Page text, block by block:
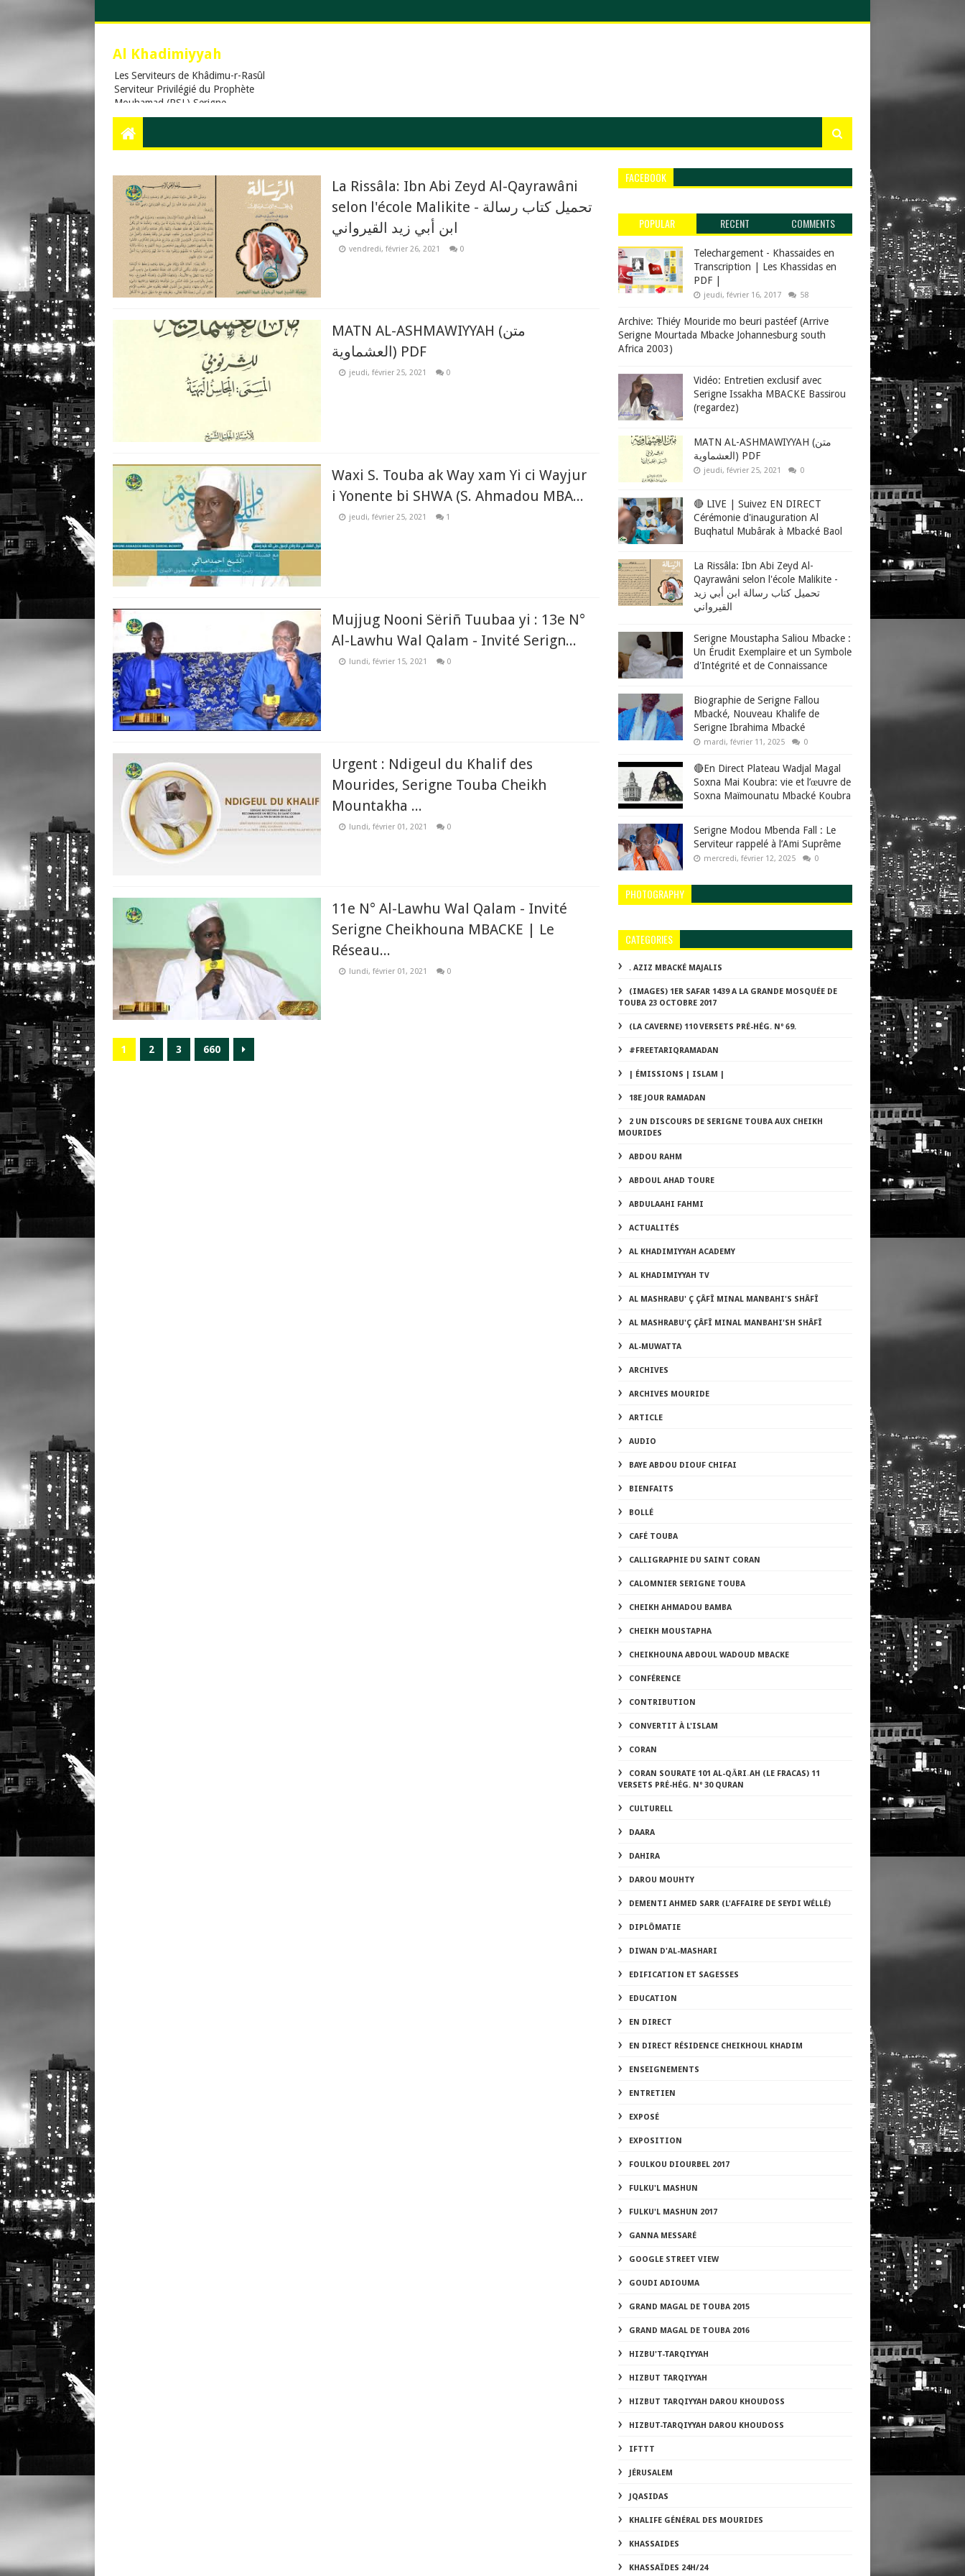
Al Khadimiyyah
Les Serviteurs de Khâdimu-r-Rasûl
Serviteur Privilégié du Prophète
Mouhamad (PSL),Serigne
Touba,Cheikh Ahmadou
Bamba,islam,Mouridisme,islamic
les cinq prières quotidiennes, Le
Khalife Generale des Mourides,
Khassaides, Khassida, Qasida,
Xassida, Hadiths, Hadiths sur le
Coran, hadiths du Prophète
Muhammad, .Org, .Com., Sénégal,
Usa, Dakar, Touba,
La Rissâla: Ibn Abi Zeyd Al-Qayrawâni
selon l'école Malikite - تحميل كتاب رسالة
ابن أبي زيد القيرواني
vendredi, février 26, 2021 0
MATN AL-ASHMAWIYYAH (متن
العشماوية) PDF
jeudi, février 25, 2021 0
Waxi S. Touba ak Way xam Yi ci Wayjur
i Yonente bi SHWA (S. Ahmadou MBA...
jeudi, février 25, 2021 1
Mujjug Nooni Sëriñ Tuubaa yi : 13e N°
Al-Lawhu Wal Qalam - Invité Serign...
lundi, février 15, 2021 0
Urgent : Ndigeul du Khalif des
Mourides, Serigne Touba Cheikh
Mountakha ...
lundi, février 01, 2021 0
11e N° Al-Lawhu Wal Qalam - Invité
Serigne Cheikhouna MBACKE | Le
Réseau...
lundi, février 01, 2021 0
1 2 3 660
FACEBOOK
POPULAR RECENT COMMENTS
Telechargement - Khassaides en
Transcription | Les Khassidas en
PDF |
jeudi, février 16, 2017 58
Archive: Thiéy Mouride mo beuri pastéef (Arrive
Serigne Mourtada Mbacke Johannesburg south
Africa 2003)
Vidéo: Entretien exclusif avec
Serigne Issakha MBACKE Bassirou
(regardez)
MATN AL-ASHMAWIYYAH (متن
العشماوية) PDF
jeudi, février 25, 2021 0
🔴 LIVE | Suivez EN DIRECT
Cérémonie d'inauguration Al
Buqhatul Mubârak à Mbacké Baol
La Rissâla: Ibn Abi Zeyd Al-
Qayrawâni selon l'école Malikite -
تحميل كتاب رسالة ابن أبي زيد
القيرواني
Serigne Moustapha Saliou Mbacke :
Un Érudit Exemplaire et un Symbole
d'Intégrité et de Connaissance
Biographie de Serigne Fallou
Mbacké, Nouveau Khalife de
Serigne Ibrahima Mbacké
mardi, février 11, 2025 0
🔴En Direct Plateau Wadjal Magal
Soxna Mai Koubra: vie et l’œuvre de
Soxna Maïmounatu Mbacké Koubra
Serigne Modou Mbenda Fall : Le
Serviteur rappelé à l’Ami Suprême
mercredi, février 12, 2025 0
PHOTOGRAPHY
CATEGORIES
. AZIZ MBACKÉ MAJALIS
(IMAGES) 1ER SAFAR 1439 A LA GRANDE MOSQUÉE DE
TOUBA 23 OCTOBRE 2017
(LA CAVERNE) 110 VERSETS PRÉ-HÉG. Nº 69.
#FREETARIQRAMADAN
| ÉMISSIONS | ISLAM |
18E JOUR RAMADAN
2 UN DISCOURS DE SERIGNE TOUBA AUX CHEIKH
MOURIDES
ABDOU RAHM
ABDOUL AHAD TOURE
ABDULAAHI FAHMI
ACTUALITÉS
AL KHADIMIYYAH ACADEMY
AL KHADIMIYYAH TV
AL MASHRABU' Ç ÇÂFÎ MINAL MANBAHI'S SHÂFÎ
AL MASHRABU'Ç ÇÂFÎ MINAL MANBAHI'SH SHÂFÎ
AL-MUWATTA
ARCHIVES
ARCHIVES MOURIDE
ARTICLE
AUDIO
BAYE ABDOU DIOUF CHIFAI
BIENFAITS
BOLLÉ
CAFÉ TOUBA
CALLIGRAPHIE DU SAINT CORAN
CALOMNIER SERIGNE TOUBA
CHEIKH AHMADOU BAMBA
CHEIKH MOUSTAPHA
CHEIKHOUNA ABDOUL WADOUD MBACKE
CONFÉRENCE
CONTRIBUTION
CONVERTIT À L'ISLAM
CORAN
CORAN SOURATE 101 AL-QĀRI˒AH (LE FRACAS) 11
VERSETS PRÉ-HÉG. Nº 30 QURAN
CULTURELL
DAARA
DAHIRA
DAROU MOUHTY
DEMENTI AHMED SARR (L'AFFAIRE DE SEYDI WÉLLÉ)
DIPLÔMATIE
DIWAN D'AL-MASHARI
EDIFICATION ET SAGESSES
EDUCATION
EN DIRECT
EN DIRECT RÉSIDENCE CHEIKHOUL KHADIM
ENSEIGNEMENTS
ENTRETIEN
EXPOSÉ
EXPOSITION
FOULKOU DIOURBEL 2017
FULKU'L MASHUN
FULKU'L MASHUN 2017
GANNA MESSARÉ
GOOGLE STREET VIEW
GOUDI ADIOUMA
GRAND MAGAL DE TOUBA 2015
GRAND MAGAL DE TOUBA 2016
HIZBU'T-TARQIYYAH
HIZBUT TARQIYYAH
HIZBUT TARQIYYAH DAROU KHOUDOSS
HIZBUT-TARQIYYAH DAROU KHOUDOSS
IFTTT
JÉRUSALEM
JQASIDAS
KHALIFE GÉNÉRAL DES MOURIDES
KHASSAIDES
KHASSAÏDES 24H/24